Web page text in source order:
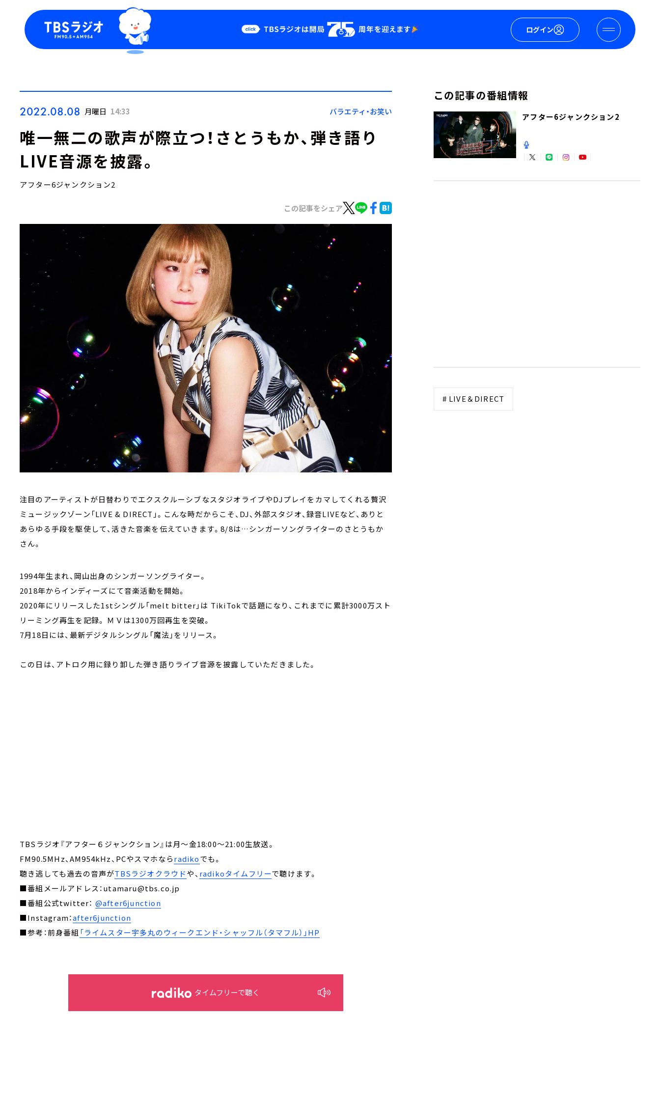
ログイン
Podcast
YouTube
会社情報
2022.08.08 月曜日 14:33 バラエティ・お笑い
唯一無二の歌声が際立つ！さとうもか、弾き語り
LIVE音源を披露。
アフター6ジャンクション2
この記事をシェア
注目のアーティストが日替わりでエクスクルーシブなスタジオライブやDJプレイをカマしてくれる贅沢
ミュージックゾーン「LIVE & DIRECT」。こんな時だからこそ、DJ、外部スタジオ、録音LIVEなど、ありと
あらゆる手段を駆使して、活きた音楽を伝えていきます。8/8は…シンガーソングライターのさとうもか
さん。
1994年生まれ、岡山出身のシンガーソングライター。
2018年からインディーズにて音楽活動を開始。
2020年にリリースした1stシングル「melt bitter」は TikiTokで話題になり、これまでに累計3000万スト
リーミング再生を記録。 ＭＶは1300万回再生を突破。
7月18日には、最新デジタルシングル「魔法」をリリース。
この日は、アトロク用に録り卸した弾き語りライブ音源を披露していただきました。
TBSラジオ『アフター６ジャンクション』は月～金18:00～21:00生放送。
FM90.5MHz、AM954kHz、PCやスマホならradikoでも。
聴き逃しても過去の音声がTBSラジオクラウドや、 radikoタイムフリーで聴けます。
■番組メールアドレス：utamaru@tbs.co.jp
■番組公式twitter： @after6junction
■Instagram：after6junction
■参考：前身番組 「ライムスター宇多丸のウィークエンド・シャッフル（タマフル）」HP
タイムフリーで聴く
この記事の番組情報
アフター6ジャンクション2
# LIVE＆DIRECT